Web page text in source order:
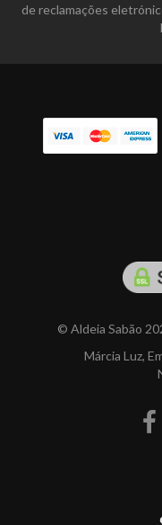
de reclamações
© Aldeia Sabão
Márcia Luz,